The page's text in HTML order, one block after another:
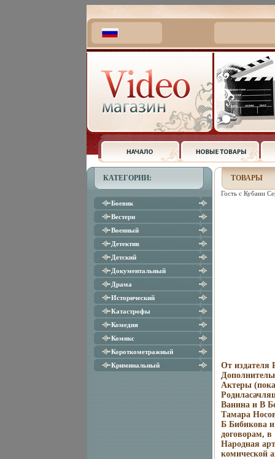
КАТЕГОРИИ:
Боевик
Вестерн
Военный
Детектив
Детский
Документальный
Драма
Исторический
Катастрофы
Комедия
Комикс
Короткометражный
Криминальный
ТОВАРЫ
Гость с Кубани
От издателя
Актеры
Ванина и В
Тамара
Б Бибикова
договорам, в
Народная
комической